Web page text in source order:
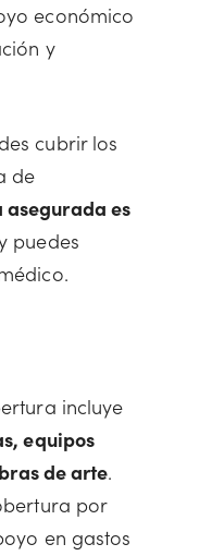
económico
y
cubrir los
de
asegurada es
puedes
incluye
equipos
de arte.
por
en gastos